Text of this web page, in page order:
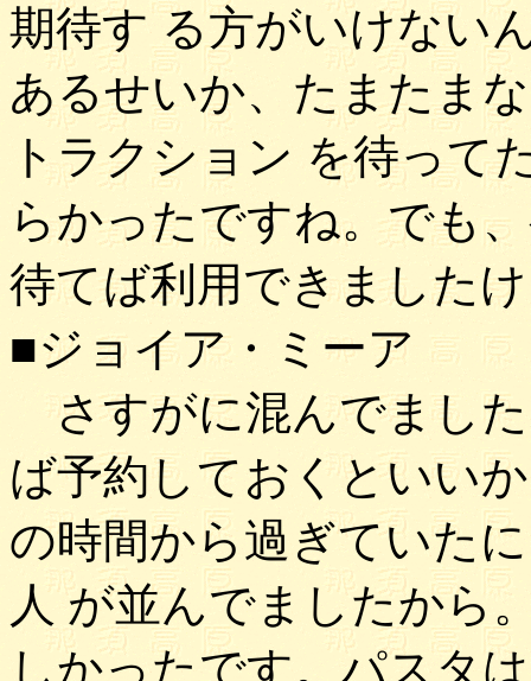
期待す る方がいけな
あるせいか、たまたま
トラクション を待って
らかったですね。でも
待てば利用できました
■ジョイア・ミーア
さすがに混んでまし
ば予約しておくといい
の時間から過ぎていた
人 が並んでましたから
しかったです。パスタ